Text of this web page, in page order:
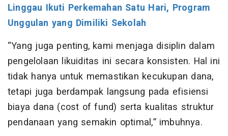
Linggau Ikuti Perkemahan Satu Hari, Program
Unggulan yang Dimiliki Sekolah
“Yang juga penting, kami menjaga disiplin dalam
pengelolaan likuiditas ini secara konsisten. Hal ini
tidak hanya untuk memastikan kecukupan dana,
tetapi juga berdampak langsung pada efisiensi
biaya dana (cost of fund) serta kualitas struktur
pendanaan yang semakin optimal,” imbuhnya.